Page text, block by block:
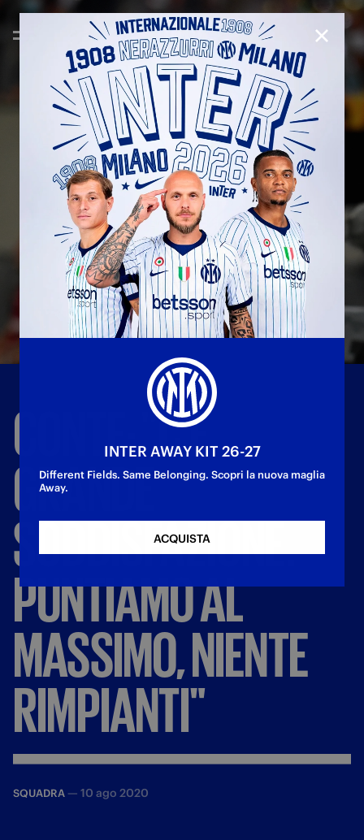
CONTE:"C'È
GRANDE
SODDISFAZIONE.
PUNTIAMOAL
MASSIMO, NIENTE
RIMPIANTI"
SQUADRA — 10 ago 2020
INTER AWAY KIT 26-27
Different Fields. Same Belonging. Scopri la nuova maglia
Away.
ACQUISTA